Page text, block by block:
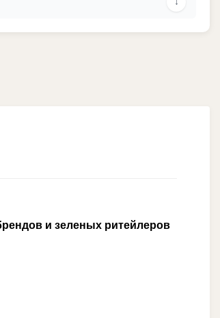
↓
и зеленых ритейлеров